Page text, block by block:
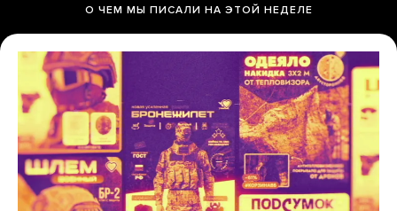
О ЧЕМ МЫ ПИСАЛИ НА ЭТОЙ НЕДЕЛЕ